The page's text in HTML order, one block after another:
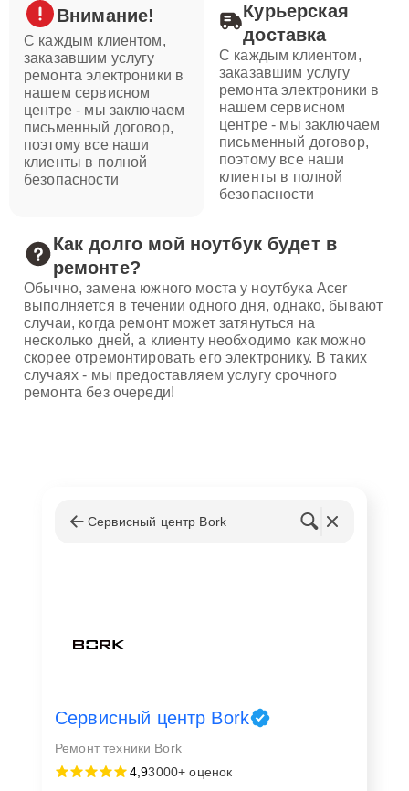
Внимание!
С каждым клиентом,
заказавшим услугу
ремонта электроники в
нашем сервисном
центре - мы заключаем
письменный договор,
поэтому все наши
клиенты в полной
безопасности
Курьерская
доставка
С каждым клиентом,
заказавшим услугу
ремонта электроники в
нашем сервисном
центре - мы заключаем
письменный договор,
поэтому все наши
клиенты в полной
безопасности
Как долго мой ноутбук будет в
ремонте?
Обычно, замена южного моста у ноутбука Acer
выполняется в течении одного дня, однако, бывают
случаи, когда ремонт может затянуться на
несколько дней, а клиенту необходимо как можно
скорее отремонтировать его электронику. В таких
случаях - мы предоставляем услугу срочного
ремонта без очереди!
Сервисный центр Bork
Сервисный центр Bork
Ремонт техники Bork
4,93000+ оценок